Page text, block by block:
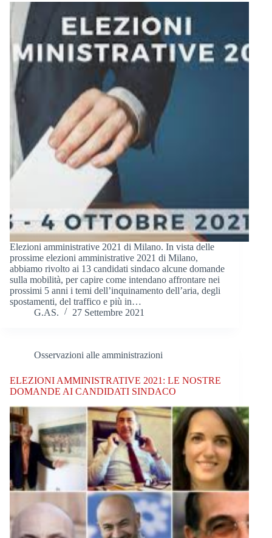
Elezioni amministrative 2021 di Milano. In vista delle
prossime elezioni amministrative 2021 di Milano,
abbiamo rivolto ai 13 candidati sindaco alcune domande
sulla mobilità, per capire come intendano affrontare nei
prossimi 5 anni i temi dell’inquinamento dell’aria, degli
spostamenti, del traffico e più in…
G.AS.
27 Settembre 2021
Osservazioni alle amministrazioni
ELEZIONI AMMINISTRATIVE 2021: LE NOSTRE
DOMANDE AI CANDIDATI SINDACO